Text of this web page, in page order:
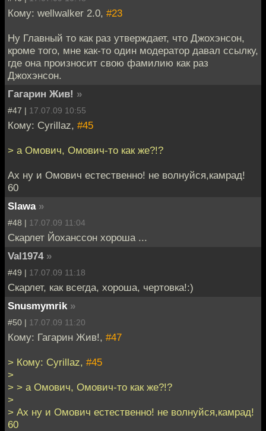
Кому: wellwalker 2.0, #23
Ну Главный то как раз утверждает, что Джохэнсон,
кроме того, мне как-то один модератор давал ссылку,
где она произносит свою фамилию как раз
Джохэнсон.
Гагарин Жив! »
#47 | 17.07.09 10:55
Кому: Cyrillaz, #45
> а Омович, Омович-то как же?!?
Ах ну и Омович естественно! не волнуйся,камрад!
60
Slawa »
#48 | 17.07.09 11:04
Скарлет Йоханссон хороша ...
Val1974 »
#49 | 17.07.09 11:18
Скарлет, как всегда, хороша, чертовка!:)
Snusmymrik »
#50 | 17.07.09 11:20
Кому: Гагарин Жив!, #47
> Кому: Cyrillaz, #45
>
> > а Омович, Омович-то как же?!?
>
> Ах ну и Омович естественно! не волнуйся,камрад!
60